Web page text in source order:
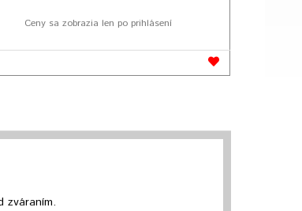
Ceny sa zobrazia len po prihlásení
zváraním.